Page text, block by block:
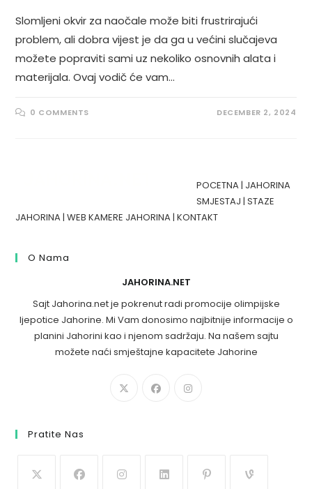
Slomljeni okvir za naočale može biti frustrirajući
problem, ali dobra vijest je da ga u većini slučajeva
možete popraviti sami uz nekoliko osnovnih alata i
materijala. Ovaj vodič će vam…
0 COMMENTS DECEMBER 2, 2024
POCETNA| JAHORINA
SMJESTAJ |STAZE
JAHORINA|WEB KAMERE JAHORINA|KONTAKT
O Nama
JAHORINA.NET
Sajt Jahorina.net je pokrenut radi promocije olimpijske
ljepotice Jahorine. Mi Vam donosimo najbitnije informacije o
planini Jahorini kao i njenom sadržaju. Na našem sajtu
možete naći smještajne kapacitete Jahorine
Pratite Nas